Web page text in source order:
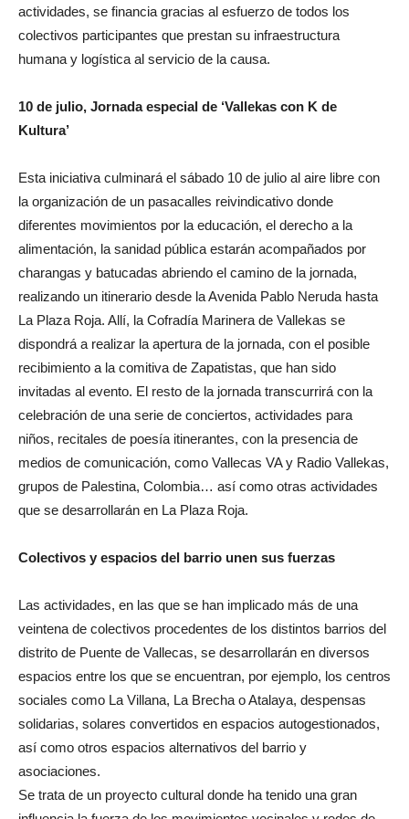
actividades, se financia gracias al esfuerzo de todos los
colectivos participantes que prestan su infraestructura
humana y logística al servicio de la causa.
10 de julio, Jornada especial de ‘Vallekas con K de
Kultura’
Esta iniciativa culminará el sábado 10 de julio al aire libre con
la organización de un pasacalles reivindicativo donde
diferentes movimientos por la educación, el derecho a la
alimentación, la sanidad pública estarán acompañados por
charangas y batucadas abriendo el camino de la jornada,
realizando un itinerario desde la Avenida Pablo Neruda hasta
La Plaza Roja. Allí, la Cofradía Marinera de Vallekas se
dispondrá a realizar la apertura de la jornada, con el posible
recibimiento a la comitiva de Zapatistas, que han sido
invitadas al evento. El resto de la jornada transcurrirá con la
celebración de una serie de conciertos, actividades para
niños, recitales de poesía itinerantes, con la presencia de
medios de comunicación, como Vallecas VA y Radio Vallekas,
grupos de Palestina, Colombia… así como otras actividades
que se desarrollarán en La Plaza Roja.
Colectivos y espacios del barrio unen sus fuerzas
Las actividades, en las que se han implicado más de una
veintena de colectivos procedentes de los distintos barrios del
distrito de Puente de Vallecas, se desarrollarán en diversos
espacios entre los que se encuentran, por ejemplo, los centros
sociales como La Villana, La Brecha o Atalaya, despensas
solidarias, solares convertidos en espacios autogestionados,
así como otros espacios alternativos del barrio y
asociaciones.
Se trata de un proyecto cultural donde ha tenido una gran